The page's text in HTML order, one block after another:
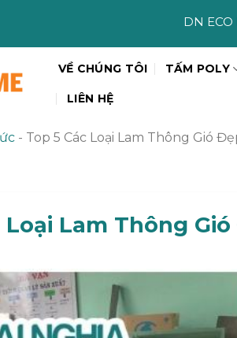
DN ECO Home - Đơn
VỀ CHÚNG TÔI TẤM POLY
LIÊN HỆ
- Top 5 Các Loại Lam Thông Gió
Loại Lam Thông